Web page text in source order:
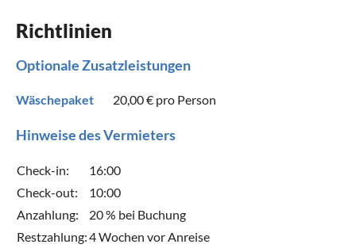
Richtlinien
Optionale Zusatzleistungen
Wäschepaket 20,00 € pro Person
Hinweise des Vermieters
Check-in:
16:00
Check-out:
10:00
Anzahlung:
20 % bei Buchung
Restzahlung:4 Wochen vor Anreise